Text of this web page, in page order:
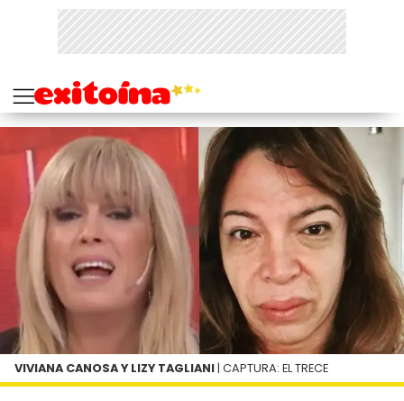
VIVIANA CANOSA Y LIZY TAGLIANI | CAPTURA: EL TRECE